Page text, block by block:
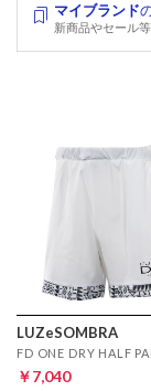
マイブランド
新商品やセール
LUZeSOMBRA
￥7,040